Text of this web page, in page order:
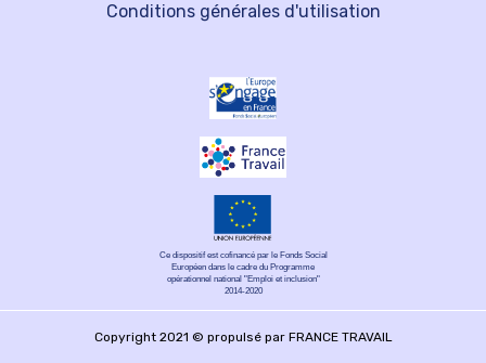
Conditions générales d'utilisation
Ce dispositif est cofinancé par le Fonds Social
Européen dans le cadre du Programme
opérationnel national "Emploi et inclusion"
2014-2020
Copyright 2021 © propulsé par FRANCE TRAVAIL